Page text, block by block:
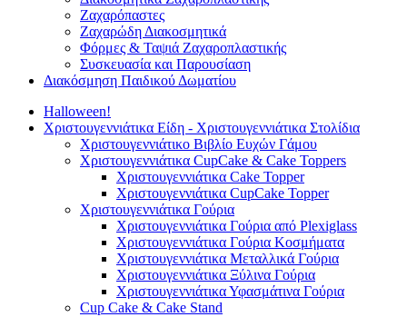
Ζαχαρόπαστες
Ζαχαρώδη Διακοσμητικά
Φόρμες & Ταψιά Ζαχαροπλαστικής
Συσκευασία και Παρουσίαση
Διακόσμηση Παιδικού Δωματίου
Halloween!
Χριστουγεννιάτικα Είδη - Χριστουγεννιάτικα Στολίδια
Χριστουγεννιάτικο Βιβλίο Ευχών Γάμου
Χριστουγεννιάτικα CupCake & Cake Toppers
Χριστουγεννιάτικα Cake Topper
Χριστουγεννιάτικα CupCake Topper
Χριστουγεννιάτικα Γούρια
Χριστουγεννιάτικα Γούρια από Plexiglass
Χριστουγεννιάτικα Γούρια Κοσμήματα
Χριστουγεννιάτικα Μεταλλικά Γούρια
Χριστουγεννιάτικα Ξύλινα Γούρια
Χριστουγεννιάτικα Υφασμάτινα Γούρια
Cup Cake & Cake Stand